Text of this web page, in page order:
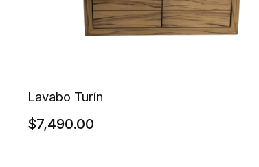
Lavabo Turín
$7,490.00